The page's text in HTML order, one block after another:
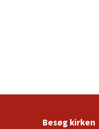
Besøg kirken